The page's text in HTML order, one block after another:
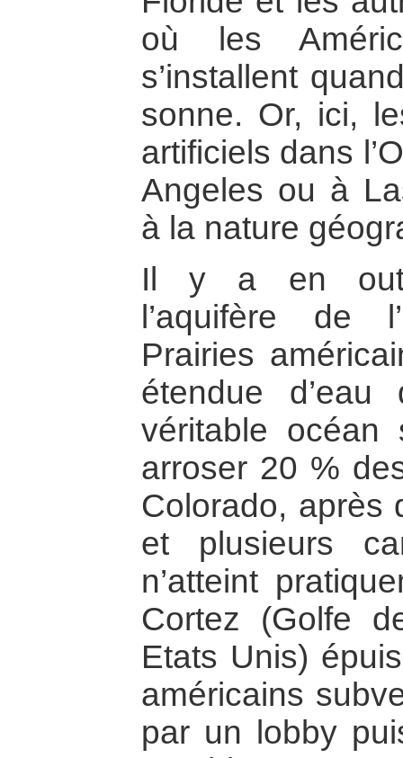
où les
s’installent
sonne. Or, ici,
artificiels dans
Angeles ou à
à la nature
Il y a en
l’aquifère de
Prairies
étendue
véritable océan
arroser 20 %
Colorado, après
et plusieurs
n’atteint
Cortez (Golfe
Etats Unis)
américains
par un lobby